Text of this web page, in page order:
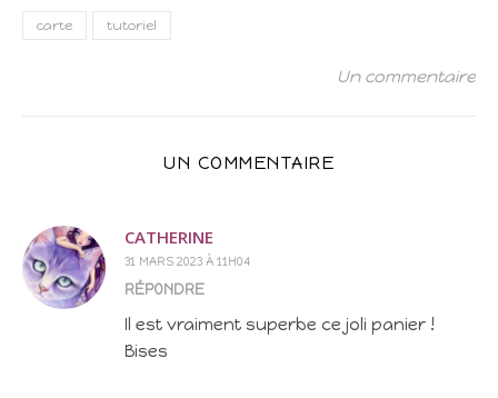
carte tutoriel
Un commentaire
UN COMMENTAIRE
CATHERINE
31 MARS 2023 À 11H04
RÉPONDRE
Il est vraiment superbe ce joli panier !
Bises